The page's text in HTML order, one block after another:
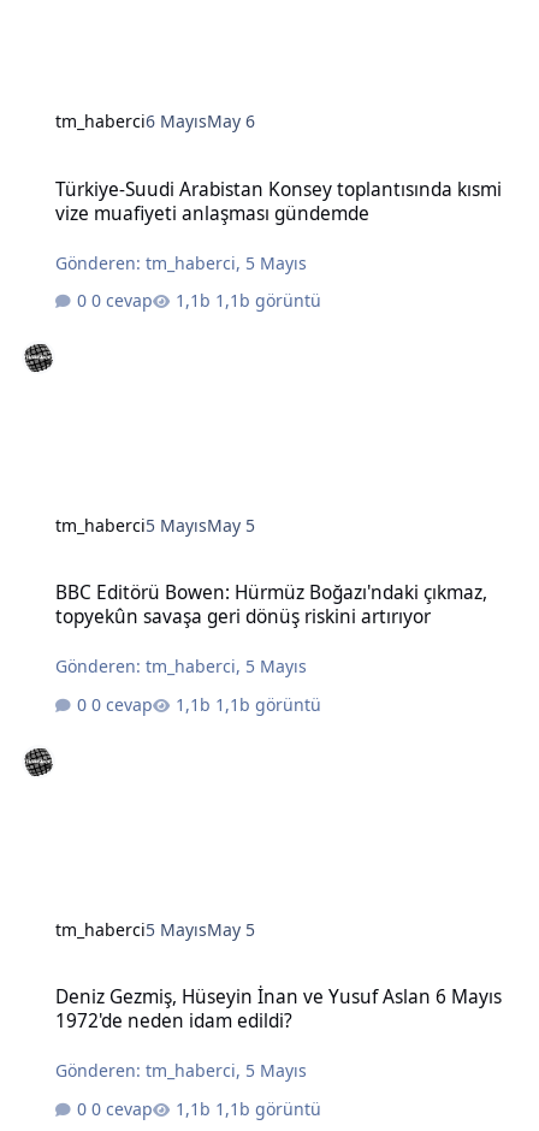
tm_haberci6 MayısMay 6
Türkiye-Suudi Arabistan Konsey toplantısında kısmi
vize muafiyeti anlaşması gündemde
Gönderen:tm_haberci, 5 Mayıs
0 cevap
1,1b görüntü
tm_haberci5 MayısMay 5
BBC Editörü Bowen: Hürmüz Boğazı'ndaki çıkmaz,
topyekûn savaşa geri dönüş riskini artırıyor
Gönderen:tm_haberci, 5 Mayıs
0 cevap
1,1b görüntü
tm_haberci5 MayısMay 5
Deniz Gezmiş, Hüseyin İnan ve Yusuf Aslan 6 Mayıs
1972'de neden idam edildi?
Gönderen:tm_haberci, 5 Mayıs
0 cevap
1,1b görüntü